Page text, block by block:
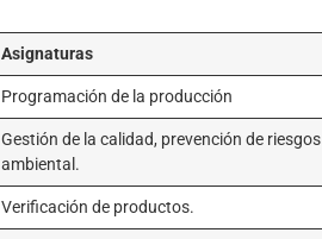
Asignaturas
Programación de la producción
Gestión de la calidad, prevención de
ambiental.
Verificación de productos.